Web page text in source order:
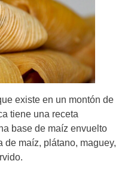
existe en un montón de
tiene una receta
base de maíz envuelto
de maíz, plátano, maguey,